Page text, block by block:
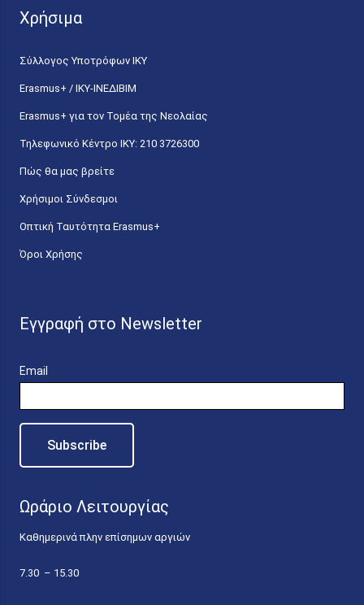
Χρήσιμα
Σύλλογος Υποτρόφων ΙΚΥ
Erasmus+ / ΙΚΥ-ΙΝΕΔΙΒΙΜ
Erasmus+ για τον Τομέα της Νεολαίας
Τηλεφωνικό Κέντρο IKY: 210 3726300
Πώς θα μας βρείτε
Χρήσιμοι Σύνδεσμοι
Οπτική Ταυτότητα Erasmus+
Όροι Χρήσης
Εγγραφή στο Newsletter
Email
Ωράριο Λειτουργίας
Καθημερινά πλην επίσημων αργιών
7.30 – 15.30